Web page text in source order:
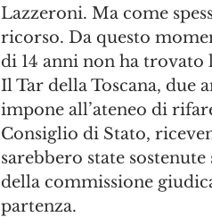
Lazzeroni. Ma come
ricorso. Da questo
di 14 anni non ha trovato
Il Tar della Toscana,
impone all’ateneo di
Consiglio di Stato,
sarebbero state
della commissione
partenza.